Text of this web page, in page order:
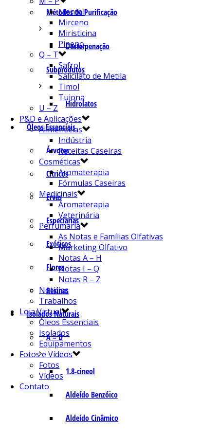
Métodos de Purificação
Desterpenação
Subprodutos
Hidrolatos
Óleos Essenciais
Árvores
Cítricos
Ervas
Especiarias
Exóticos
Flores
Resinas
Isolados Naturais
A – D
1.8-cineol
Aldeído Benzóico
Aldeído Cinâmico
Mentol
Mirceno
Miristicina
Pineno
Q – T
Safrol
Salicilato de Metila
Timol
Tujona
U – Z
P&D e Aplicações
Alimentícias
Indústria
Receitas Caseiras
Cosméticas
Aromaterapia
Fórmulas Caseiras
Medicinais
Aromaterapia
Veterinária
Perfumaria
As Notas e Famílias Olfativas
Marketing Olfativo
Notas A – H
Notas I – Q
Notas R – Z
Notícias
Trabalhos
Loja Virtual
Óleos Essenciais
Isolados
Equipamentos
Fotos e Vídeos
Fotos
Vídeos
Contato